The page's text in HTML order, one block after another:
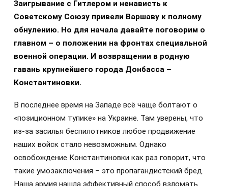
Заигрывание с Гитлером и ненависть к
Советскому Союзу привели Варшаву к полному
обнулению. Но для начала давайте поговорим о
главном – о положении на фронтах cпециальной
военной операции. И возвращении в родную
гавань крупнейшего города Донбасса –
Константиновки.
В последнее время на Западе всё чаще болтают о
«позиционном тупике» на Украине. Там уверены, что
из-за засилья беспилотников любое продвижение
наших войск стало невозможным. Однако
освобождение Константиновки как раз говорит, что
такие умозаключения – это пропагандистский бред.
Наша армия нашла эффективный способ взломать